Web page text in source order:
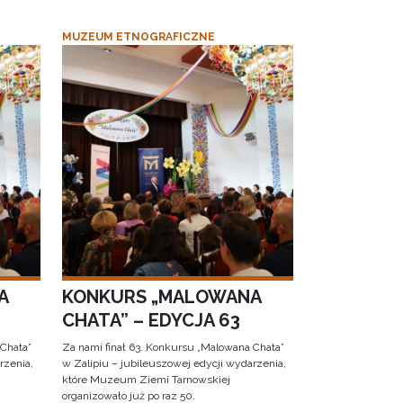
MUZEUM ETNOGRAFICZNE
KONKURS „MALOWANA
CHATA” – EDYCJA 63
Za nami finał 63. Konkursu „Malowana Chata”
w Zalipiu – jubileuszowej edycji wydarzenia,
które Muzeum Ziemi Tarnowskiej
organizowało już po raz 50.